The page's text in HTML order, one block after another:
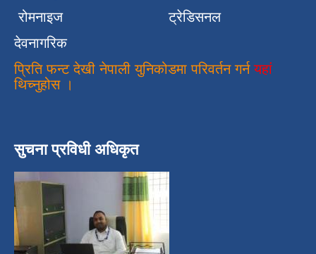
रोमनाइज
ट्रेडिसनल
देवनागरिक
प्रिति फन्ट देखी नेपाली युनिकोडमा परिवर्तन गर्न यहां
थिच्नुहोस ।
सुचना प्रविधी अधिकृत